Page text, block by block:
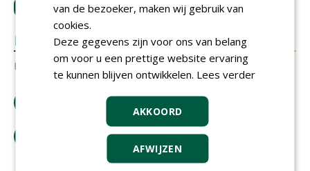
LOGIN met je e-mailadres om te reageren.
REACTIES
Er zijn nog geen reacties.
download artikel
tip de redactie
van de bezoeker, maken wij gebruik van
cookies.
Deze gegevens zijn voor ons van belang
om voor u een prettige website ervaring
te kunnen blijven ontwikkelen. Lees verder
AKKOORD
AFWIJZEN